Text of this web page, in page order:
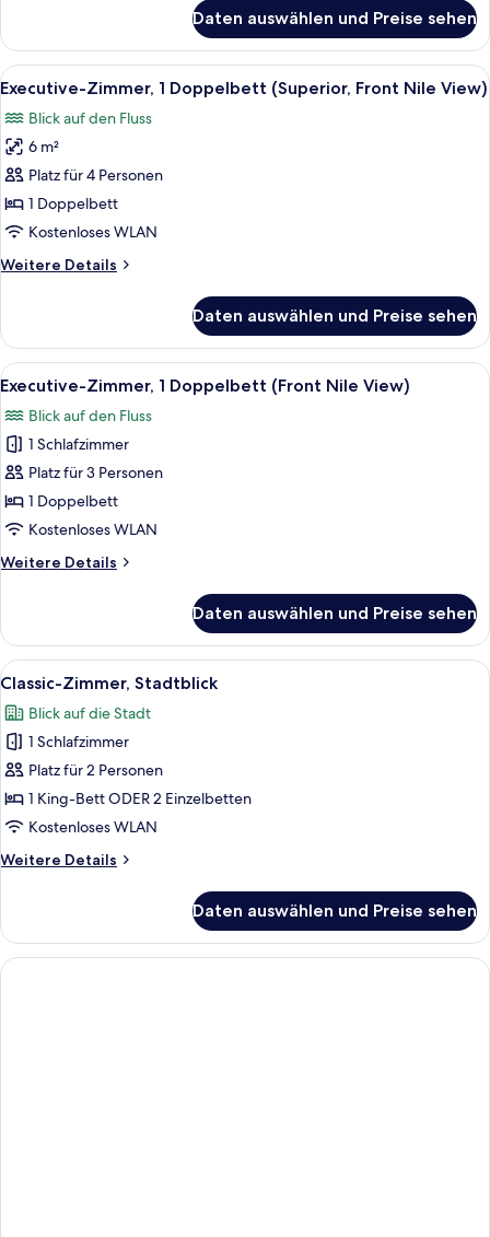
Zimmer,
Terrasse
Daten auswählen und Preise sehen
Alle
Fotos
für
Executive-
Zimmer,
1
Doppelbett
Front
anzeigen
1
Executive-Zimmer, 1 Doppelbett (Superior, Front Nile View)
Blick auf den Fluss
6 m²
Platz für 4 Personen
1 Doppelbett
Kostenloses WLAN
Weitere Details
Weitere
Zimmer,
Doppelbett
Front
Nile
Daten auswählen und Preise sehen
Alle
Fotos
für
Executive-
Zimmer,
1
Doppelbett
Nile
Minibar, Zimmersafe, Schreibtisch,
1
Executive-Zimmer, 1 Doppelbett (Front Nile View)
Blick auf den Fluss
1 Schlafzimmer
Platz für 3 Personen
1 Doppelbett
Kostenloses WLAN
Weitere Details
Weitere
Zimmer,
Doppelbett
Nile
View)
Daten auswählen und Preise sehen
Alle
Fotos
für
Classic-
Zimmer,
Stadtblick
anzeigen
Ein Hotelzimmer mit zwei Betten,
3
Classic-Zimmer, Stadtblick
Blick auf die Stadt
1 Schlafzimmer
Platz für 2 Personen
1 King-Bett ODER 2 Einzelbetten
Kostenloses WLAN
Weitere Details
Weitere
Zimmer,
Stadtblick
Daten auswählen und Preise sehen